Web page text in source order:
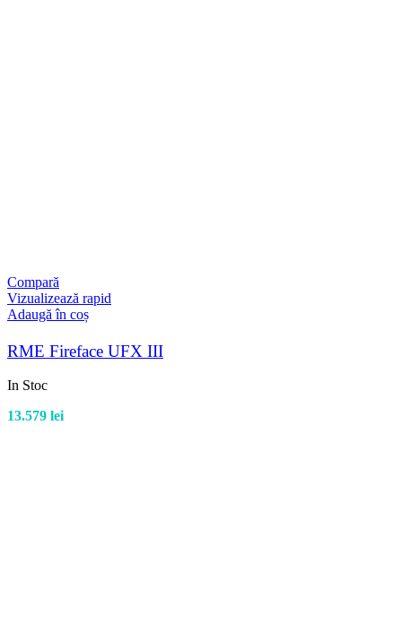
Compară
Vizualizează rapid
Adaugă în coș
RME Fireface UFX III
In Stoc
13.579 lei